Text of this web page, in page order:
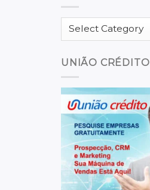
Categories
UNIÃO CRÉDITO